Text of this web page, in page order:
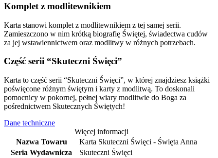
Komplet z modlitewnikiem
Karta stanowi komplet z modlitewnikiem z tej samej serii.
Zamieszczono w nim krótką biografię Świętej, świadectwa cudów
za jej wstawiennictwem oraz modlitwy w różnych potrzebach.
Część serii “Skuteczni Święci”
Karta to część serii “Skuteczni Święci”, w której znajdziesz książki
poświęcone różnym świętym i karty z modlitwą. To doskonali
pomocnicy w pokornej, pełnej wiary modlitwie do Boga za
pośrednictwem Skutecznych Świętych!
Dane techniczne
Więcej informacji
Nazwa Towaru
Karta Skuteczni Święci - Święta Anna
Seria Wydawnicza
Skuteczni Święci